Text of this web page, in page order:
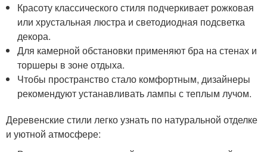
Красоту классического стиля подчеркивает рожковая
или хрустальная люстра и светодиодная подсветка
декора.
Для камерной обстановки применяют бра на стенах и
торшеры в зоне отдыха.
Чтобы пространство стало комфортным, дизайнеры
рекомендуют устанавливать лампы с теплым лучом.
Деревенские стили легко узнать по натуральной отделке
и уютной атмосфере: